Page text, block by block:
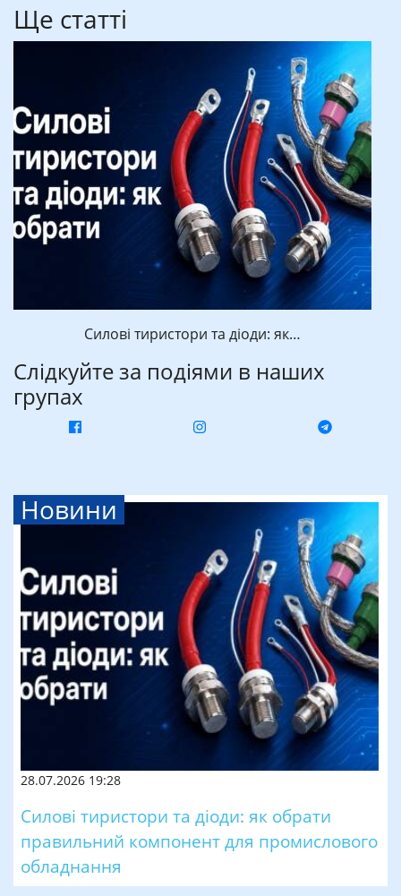
Ще статті
Силові тиристори та діоди: як…
Слідкуйте за подіями в наших
групах
Новини
28.07.2026 19:28
Силові тиристори та діоди: як обрати
правильний компонент для промислового
обладнання